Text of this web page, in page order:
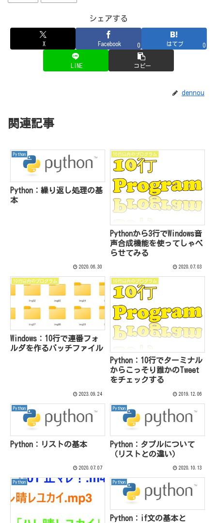
シェアする
X Facebook 0 はてブ 0
LINE コピー
dennou
関連記事
Python
Python：繰り返し処理の基
本
2020.06.30
10行以内のプログラム
Pythonから3行でWindows音
声合成機能を使ってしゃべ
らせてみる
2020.07.03
10行以内のプログラム
Windows：10行で連番フォ
ルダを作るバッチファイル
2023.09.24
10行以内のプログラム
Python：10行でターミナル
からこっそり誰かのTweet
をチェックする
2019.12.06
Python
Python：リストの基本
2020.07.07
Python
Python：タプルについて
（リストとの違い）
2020.10.13
Python Python
Python：if文の基本と